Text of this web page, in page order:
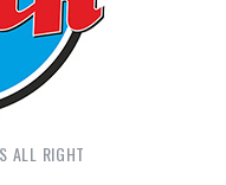
ALL RIGHT